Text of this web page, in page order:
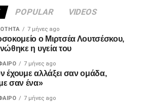
τη μπάλα στο βάθος της εστίας
POPULAR VIDEOS
7 μήνες ago
ο Μιρτσέα Λουτσέσκου,
η υγεία του
7 μήνες ago
έχουμε αλλάξει σαν ομάδα,
σαν ένα»
7 μήνες ago